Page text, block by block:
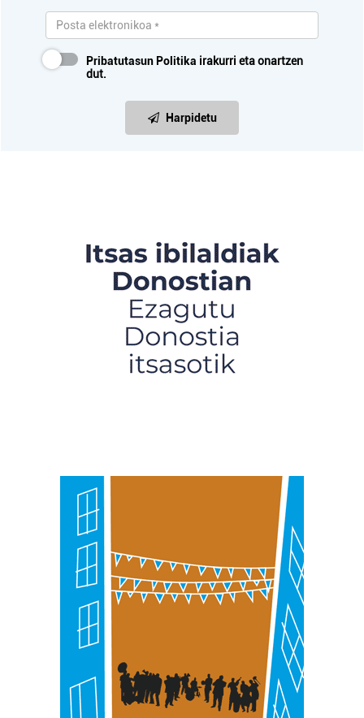
Pribatutasun Politika irakurri eta onartzen
dut.
Harpidetu